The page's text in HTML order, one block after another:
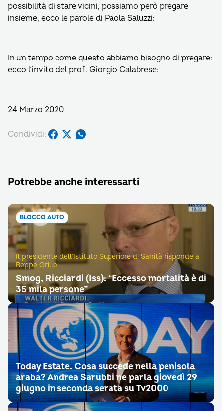
possibilità di stare vicini, possiamo però pregare
insieme, ecco le parole di Paola Saluzzi:
In un tempo come questo abbiamo bisogno di pregare:
ecco l’invito del prof. Giorgio Calabrese:
24 Marzo 2020
Condividi:
Potrebbe anche interessarti
BLOCCO AUTO
Il presidente dell’Istituto Superiore di Sanità risponde a
Beppe Grillo
Smog, Ricciardi (Iss): “Eccesso mortalità è di
35 mila persone”
Today Estate. Cosa succede nella penisola
araba? Andrea Sarubbi ne parla giovedì 29
giugno in seconda serata su Tv2000